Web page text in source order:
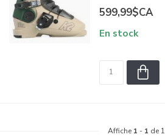
599,99$CA
En stock
Affiche 1 - 1 de 1